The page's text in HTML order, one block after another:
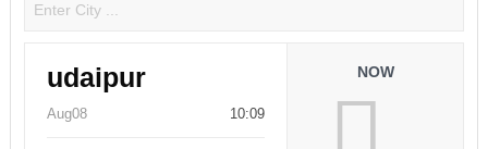
udaipur
Aug08 10:09
NOW